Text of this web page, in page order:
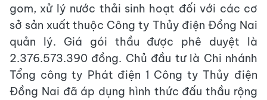
gom, xử lý nước thải sinh hoạt đối với các cơ
sở sản xuất thuộc Công ty Thủy điện Đồng Nai
quản lý. Giá gói thầu được phê duyệt là
2.376.573.390 đồng. Chủ đầu tư là Chi nhánh
Tổng công ty Phát điện 1 Công ty Thủy điện
Đồng Nai đã áp dụng hình thức đấu thầu rộng